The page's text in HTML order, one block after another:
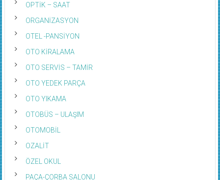
OPTİK – SAAT
ORGANİZASYON
OTEL -PANSİYON
OTO KİRALAMA
OTO SERVİS – TAMİR
OTO YEDEK PARÇA
OTO YIKAMA
OTOBÜS – ULAŞIM
OTOMOBİL
OZALİT
ÖZEL OKUL
PAÇA-ÇORBA SALONU